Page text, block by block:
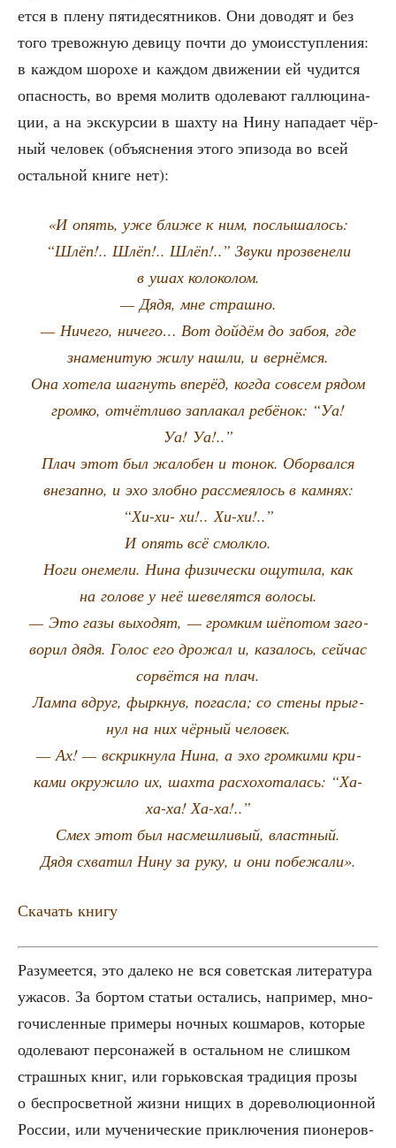
ет­ся в пле­ну пяти­де­сят­ни­ков. Они дово­дят и без
того тре­вож­ную деви­цу почти до умо­ис­ступ­ле­ния:
в каж­дом шоро­хе и каж­дом дви­же­нии ей чудит­ся
опас­ность, во вре­мя молитв одо­ле­ва­ют гал­лю­ци­на­
ции, а на экс­кур­сии в шах­ту на Нину напа­да­ет чёр­
ный чело­век (объ­яс­не­ния это­го эпи­зо­да во всей
осталь­ной кни­ге нет):
«И опять, уже бли­же к ним, послы­ша­лось:
“Шлёп!.. Шлёп!.. Шлёп!..” Зву­ки про­зве­не­ли
в ушах колоколом.
— Дядя, мне страшно.
— Ниче­го, ниче­го… Вот дой­дём до забоя, где
зна­ме­ни­тую жилу нашли, и вернёмся.
Она хоте­ла шаг­нуть впе­рёд, когда совсем рядом
гром­ко, отчёт­ли­во запла­кал ребё­нок: “Уа!
Уа! Уа!..”
Плач этот был жало­бен и тонок. Обо­рвал­ся
вне­зап­но, и эхо злоб­но рас­сме­я­лось в кам­нях:
“Хи-хи- хи!.. Хи-хи!..”
И опять всё смолкло.
Ноги оне­ме­ли. Нина физи­че­ски ощу­ти­ла, как
на голо­ве у неё шеве­лят­ся волосы.
— Это газы выхо­дят, — гром­ким шёпо­том заго­
во­рил дядя. Голос его дро­жал и, каза­лось, сей­час
сорвёт­ся на плач.
Лам­па вдруг, фырк­нув, погас­ла; со сте­ны прыг­
нул на них чёр­ный человек.
— Ах! — вскрик­ну­ла Нина, а эхо гром­ки­ми кри­
ка­ми окру­жи­ло их, шах­та рас­хо­хо­та­лась: “Ха-
ха-ха! Ха-ха!..”
Смех этот был насмеш­ли­вый, властный.
Дядя схва­тил Нину за руку, и они побежали».
Ска­чать книгу
Разу­ме­ет­ся, это дале­ко не вся совет­ская лите­ра­ту­ра
ужа­сов. За бор­том ста­тьи оста­лись, напри­мер, мно­
го­чис­лен­ные при­ме­ры ноч­ных кош­ма­ров, кото­рые
одо­ле­ва­ют пер­со­на­жей в осталь­ном не слиш­ком
страш­ных книг, или горь­ков­ская тра­ди­ция про­зы
о бес­про­свет­ной жиз­ни нищих в доре­во­лю­ци­он­ной
Рос­сии, или муче­ни­че­ские при­клю­че­ния пио­не­ров-